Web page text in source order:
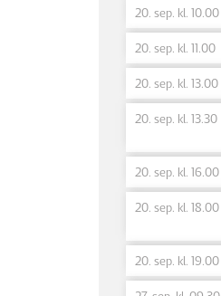
20. sep. kl. 10.00
20. sep. kl. 11.00
20. sep. kl. 13.00
20. sep. kl. 13.30
20. sep. kl. 16.00
20. sep. kl. 18.00
20. sep. kl. 19.00